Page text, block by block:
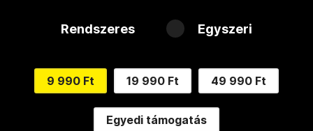
Rendszeres Egyszeri
9 990 Ft 19 990 Ft 49 990 Ft
Egyedi támogatás